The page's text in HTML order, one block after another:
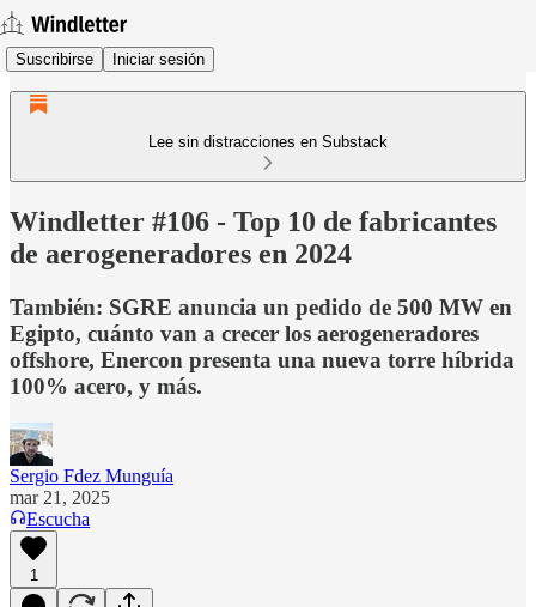
Suscribirse Iniciar sesión
Lee sin distracciones en Substack
Windletter #106 - Top 10 de fabricantes
de aerogeneradores en 2024
También: SGRE anuncia un pedido de 500 MW en
Egipto, cuánto van a crecer los aerogeneradores
offshore, Enercon presenta una nueva torre híbrida
100% acero, y más.
Sergio Fdez Munguía
mar 21, 2025
Escucha
1